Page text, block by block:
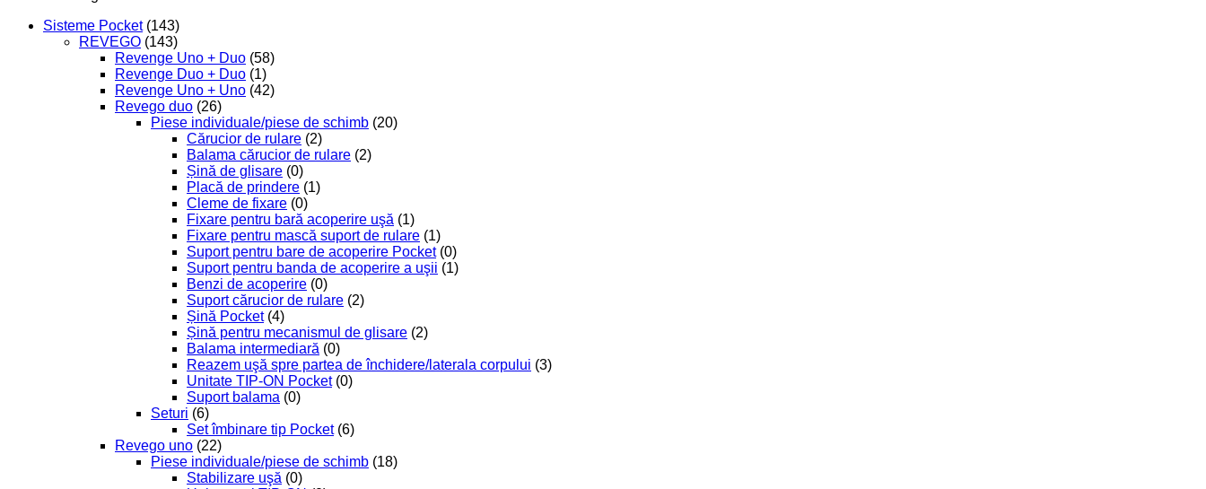
Sisteme Pocket (143)
REVEGO (143)
Revenge Uno + Duo (58)
Revenge Duo + Duo (1)
Revenge Uno + Uno (42)
Revego duo (26)
Piese individuale/piese de schimb (20)
Cărucior de rulare (2)
Balama cărucior de rulare (2)
Șină de glisare (0)
Placă de prindere (1)
Cleme de fixare (0)
Fixare pentru bară acoperire uşă (1)
Fixare pentru mască suport de rulare (1)
Suport pentru bare de acoperire Pocket (0)
Suport pentru banda de acoperire a uşii (1)
Benzi de acoperire (0)
Suport cărucior de rulare (2)
Șină Pocket (4)
Șină pentru mecanismul de glisare (2)
Balama intermediară (0)
Reazem uşă spre partea de închidere/laterala corpului (3)
Unitate TIP-ON Pocket (0)
Suport balama (0)
Seturi (6)
Set îmbinare tip Pocket (6)
Revego uno (22)
Piese individuale/piese de schimb (18)
Stabilizare uşă (0)